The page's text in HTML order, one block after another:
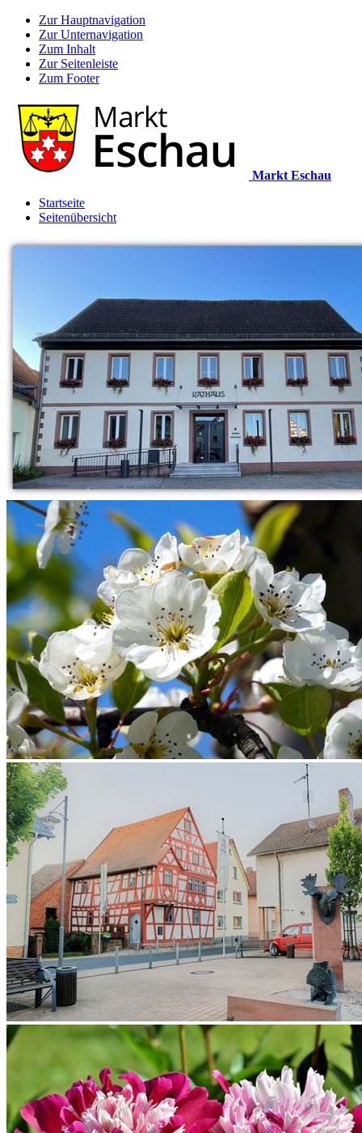
Zur Hauptnavigation
Zur Unternavigation
Zum Inhalt
Zur Seitenleiste
Zum Footer
Markt Eschau
Startseite
Seitenübersicht